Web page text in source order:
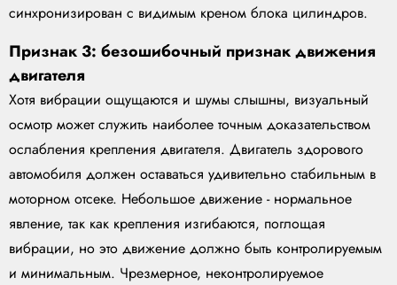
синхронизирован с видимым креном блока цилиндров.
Признак 3: безошибочный признак движения
двигателя
Хотя вибрации ощущаются и шумы слышны, визуальный
осмотр может служить наиболее точным доказательством
ослабления крепления двигателя. Двигатель здорового
автомобиля должен оставаться удивительно стабильным в
моторном отсеке. Небольшое движение - нормальное
явление, так как крепления изгибаются, поглощая
вибрации, но это движение должно быть контролируемым
и минимальным. Чрезмерное, неконтролируемое